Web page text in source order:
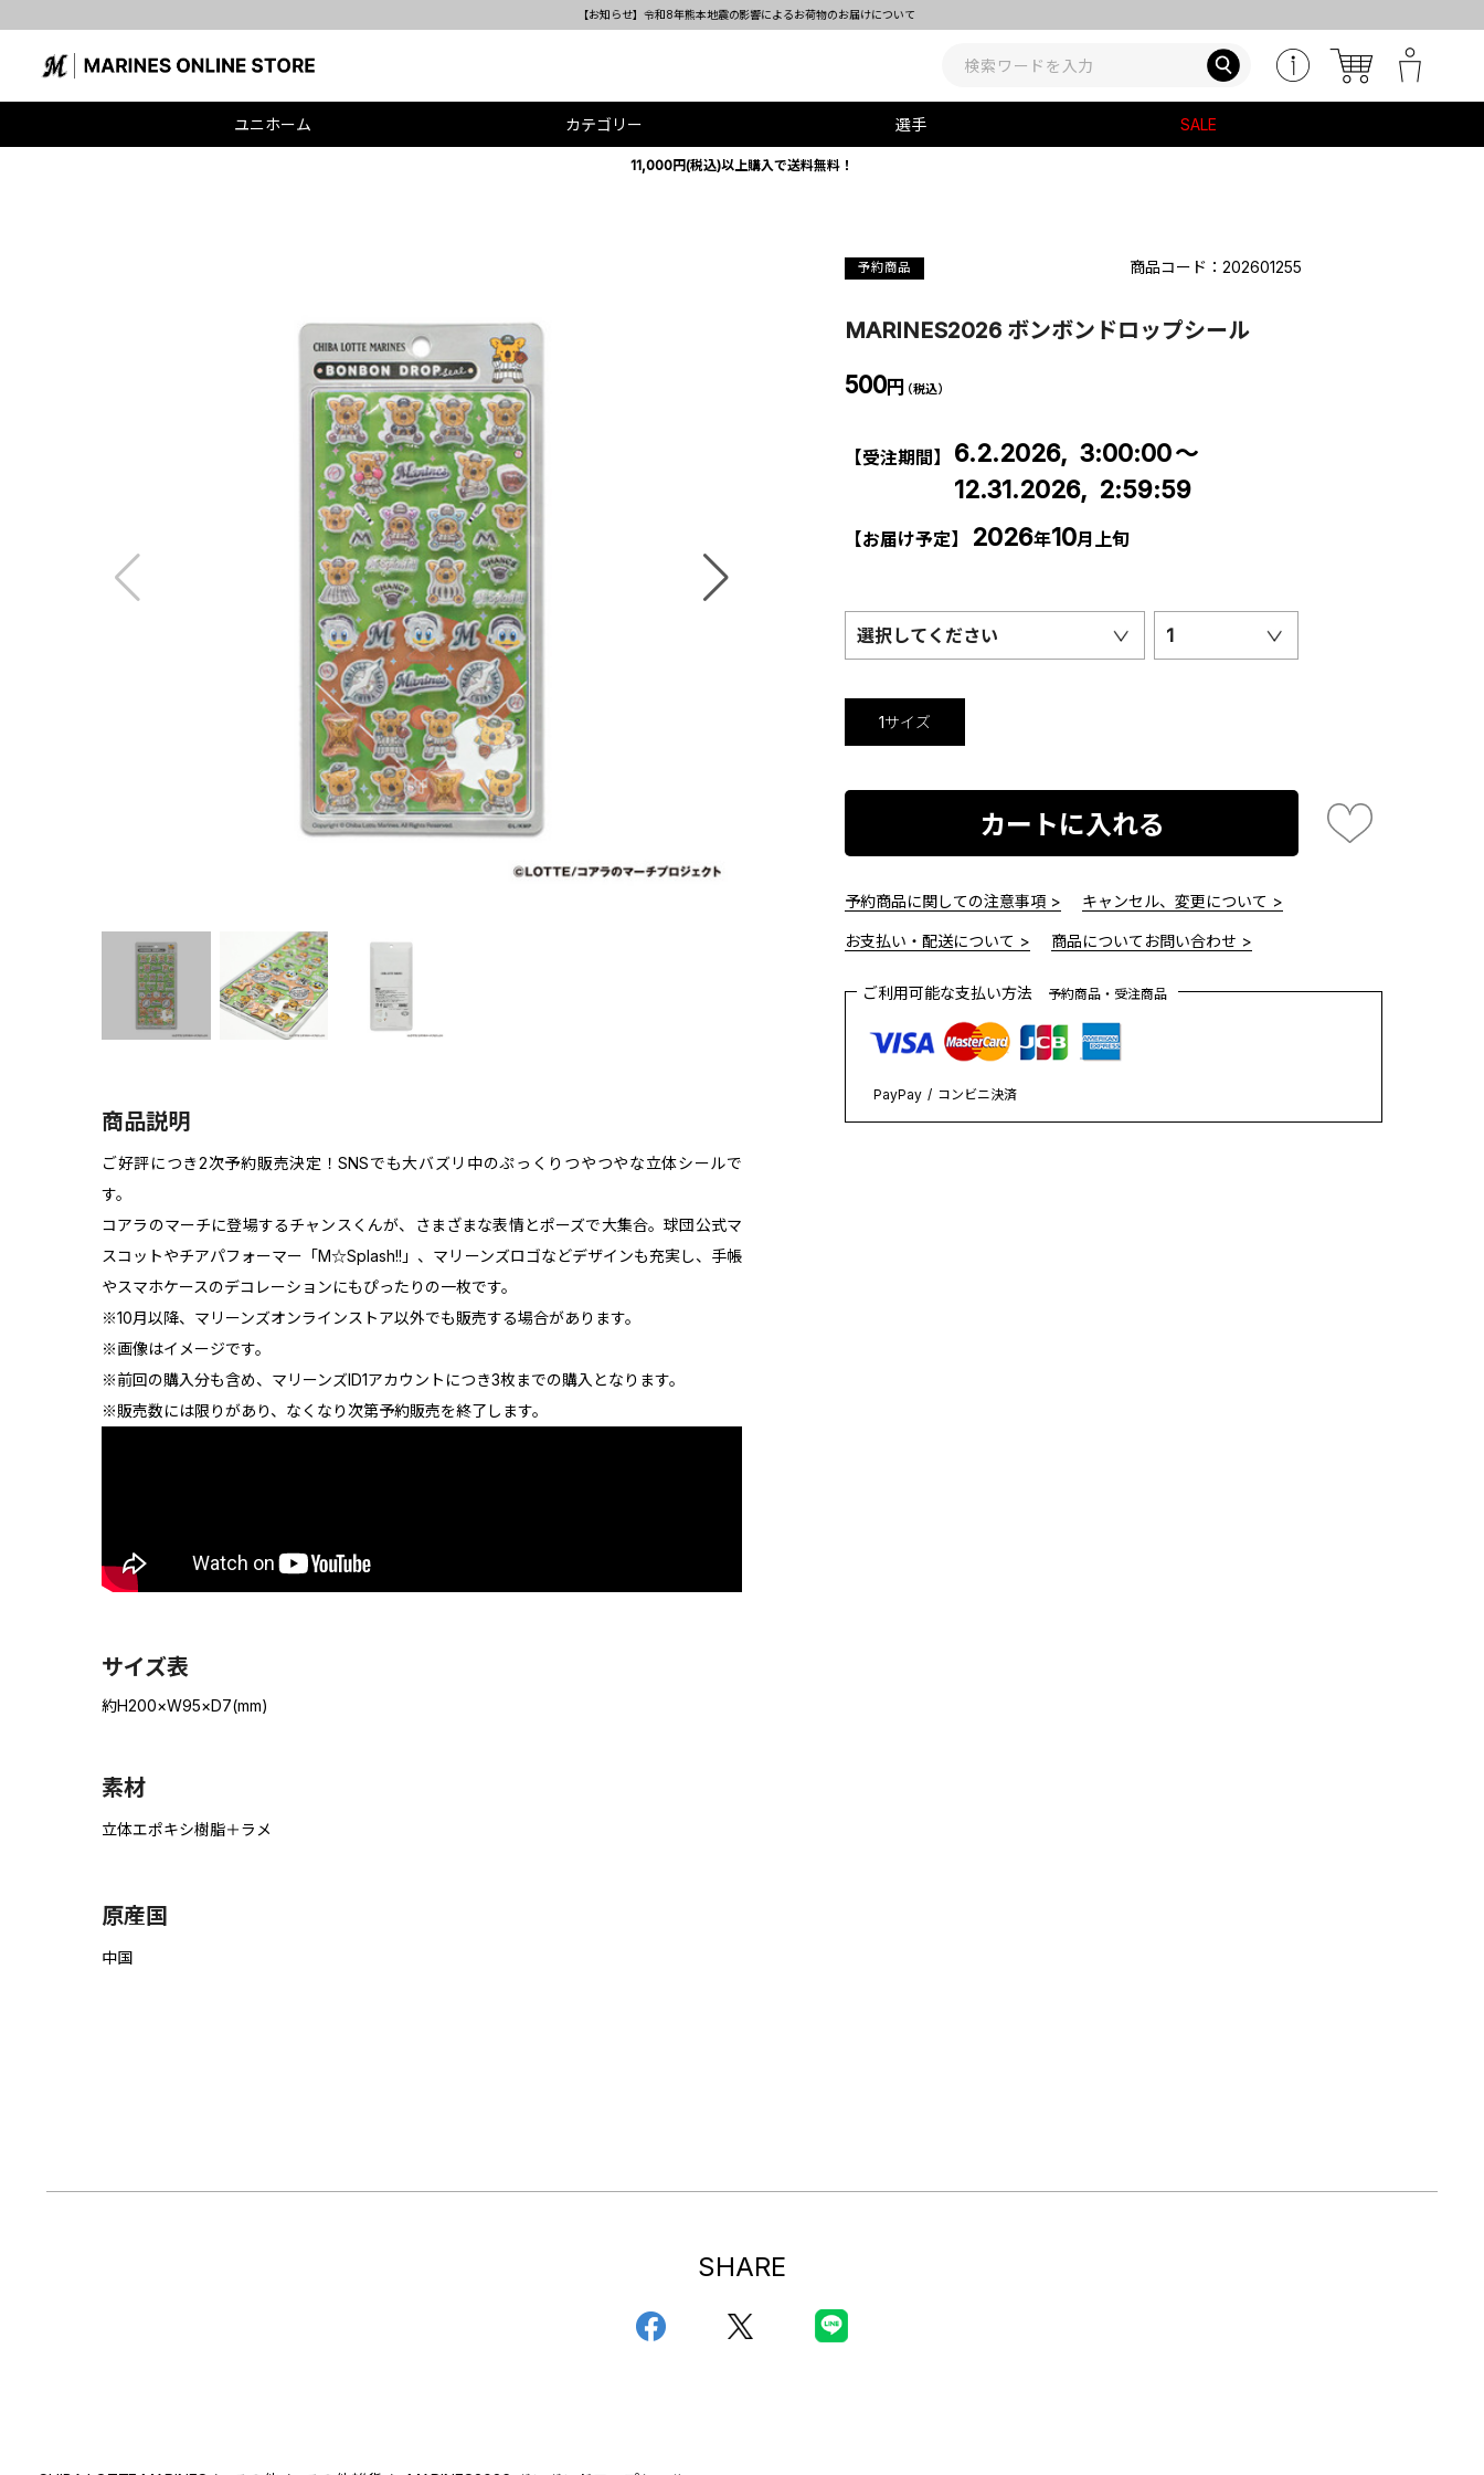
【お知らせ】令和8年熊本地震の影響によるお荷物のお届けについて
ユニホーム カテゴリー 選手 SALE
11,000円(税込)以上購入で送料無料！
商品説明
ご好評につき2次予約販売決定！SNSでも大バズリ中のぷっくりつやつやな立体シールで
す。
コアラのマーチに登場するチャンスくんが、さまざまな表情とポーズで大集合。球団公式マ
スコットやチアパフォーマー「M☆Splash!!」、マリーンズロゴなどデザインも充実し、手帳
やスマホケースのデコレーションにもぴったりの一枚です。
※10月以降、マリーンズオンラインストア以外でも販売する場合があります。
※画像はイメージです。
※前回の購入分も含め、マリーンズID1アカウントにつき3枚までの購入となります。
※販売数には限りがあり、なくなり次第予約販売を終了します。
サイズ表
約H200×W95×D7(mm)
素材
立体エポキシ樹脂＋ラメ
原産国
中国
予約商品 商品コード：202601255
MARINES2026 ボンボンドロップシール
500円（税込）
【受注期間】 6.2.2026, 3:00:00～
12.31.2026, 2:59:59
【お届け予定】 2026年10月上旬
選択してください 1
1サイズ
カートに入れる
予約商品に関しての注意事項 > キャンセル、変更について >
お支払い・配送について > 商品についてお問い合わせ >
ご利用可能な支払い方法 予約商品・受注商品
PayPay コンビニ決済
SHARE